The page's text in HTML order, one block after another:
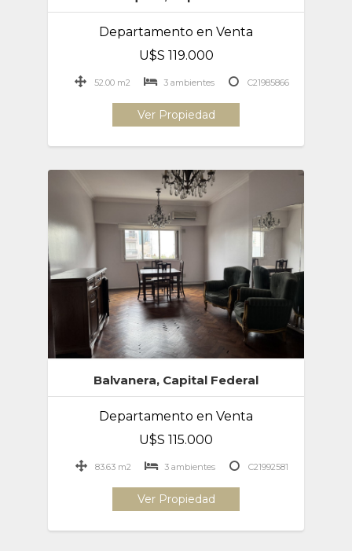
Departamento en Venta
U$S 119.000
52.00 m2 3 ambientes C21985866
Ver Propiedad
Balvanera, Capital Federal
Departamento en Venta
U$S 115.000
83.63 m2 3 ambientes C21992581
Ver Propiedad